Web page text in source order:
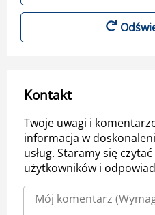
Kontakt
Twoje uwagi i
informacja w
usług. Staramy się
użytkowników i